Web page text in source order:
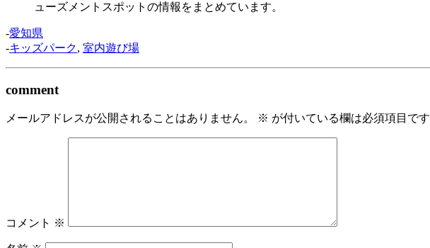
ューズメントスポットの情報をまとめています。
-愛知県
-キッズパーク, 室内遊び場
comment
メールアドレスが公開されることはありません。 ※ が付いている欄は必須項目です
コメント ※